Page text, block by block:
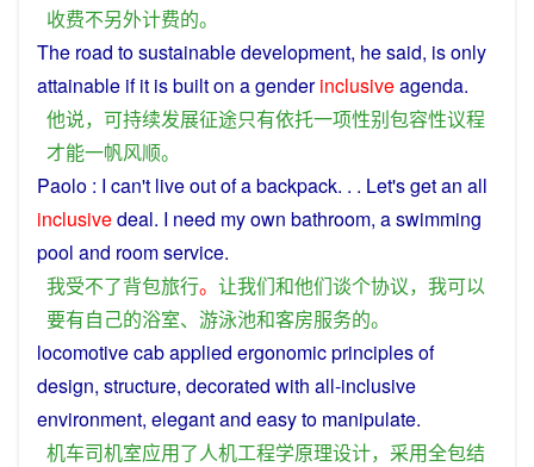
收费不另外计费的。
The road tosustainabledevelopment, hesaid, isonly
attainable if it is builton agender inclusiveagenda.
他说， 可持续发展征途只有依托一项性别包容性议程
才能一帆风顺。
Paolo : I can't live out ofabackpack. . . Let's get an all
inclusivedeal. I need myown bathroom, aswimming
pool and roomservice.
我受不了背包旅行。 让我们和他们谈个协议， 我可以
要有自己的浴室、 游泳池和客房服务的。
locomotivecabapplied ergonomicprinciplesof
design, structure, decorated with all-inclusive
environment, elegantand easyto manipulate.
机车司机室应用了人机工程学原理设计， 采用全包结